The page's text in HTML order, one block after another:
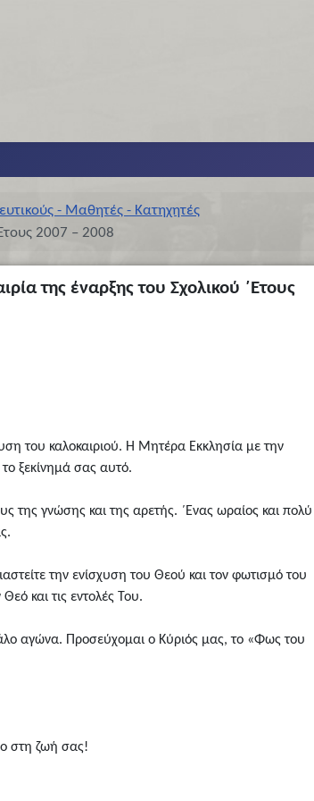
- Μαθητές - Κατηχητές
2007 – 2008
της έναρξης του Σχολικού ΄Ετους
του καλοκαιριού. Η Μητέρα Εκκλησία με την
ξεκίνημά σας αυτό.
της γνώσης και της αρετής. ΄Ενας ωραίος και πολύ
την ενίσχυση του Θεού και τον φωτισμό του
και τις εντολές Του.
αγώνα. Προσεύχομαι ο Κύριός μας, το «Φως του
στη ζωή σας!